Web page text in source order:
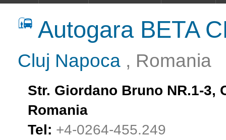
Autogara BETA
Cluj Napoca , Romania
Str. Giordano Bruno NR.1-3,
Romania
Tel: +4-0264-455.249